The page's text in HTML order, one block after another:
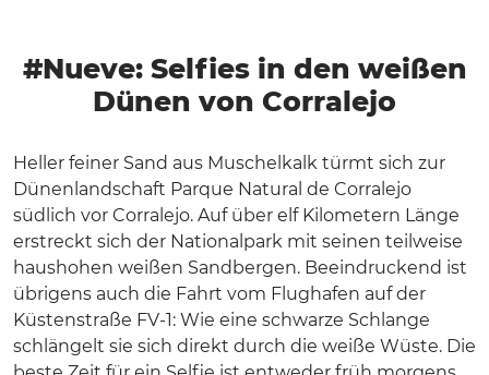
#Nueve: Selfies in den weißen
Dünen von Corralejo
Heller feiner Sand aus Muschelkalk türmt sich zur
Dünenlandschaft Parque Natural de Corralejo
südlich vor Corralejo. Auf über elf Kilometern Länge
erstreckt sich der Nationalpark mit seinen teilweise
haushohen weißen Sandbergen. Beeindruckend ist
übrigens auch die Fahrt vom Flughafen auf der
Küstenstraße FV-1: Wie eine schwarze Schlange
schlängelt sie sich direkt durch die weiße Wüste. Die